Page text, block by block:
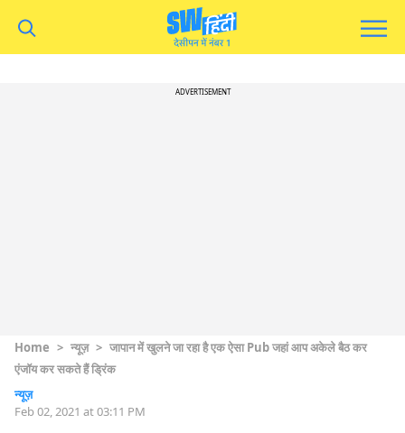
ADVERTISEMENT
Home > न्यूज़ > जापान में खुलने जा रहा है एक ऐसा Pub जहां आप अकेले बैठ कर
एंजॉय कर सकते हैं ड्रिंक
न्यूज़
Feb 02, 2021 at 03:11 PM